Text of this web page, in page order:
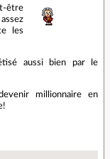
être
les
aussi bien par le
millionnaire en